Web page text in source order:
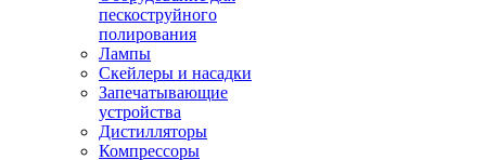
пескоструйного
полирования
Лампы
Скейлеры и насадки
Запечатывающие
устройства
Дистилляторы
Компрессоры